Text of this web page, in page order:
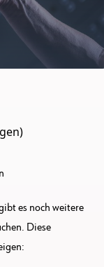
es noch weitere
Diese